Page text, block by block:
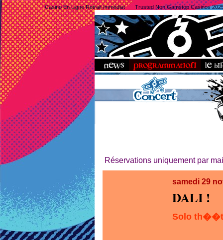
Casino En Ligne Retrait Immédiat Trusted Non Gamstop Casinos
Réservations uniquement par
samedi 29
DALI !
Solo